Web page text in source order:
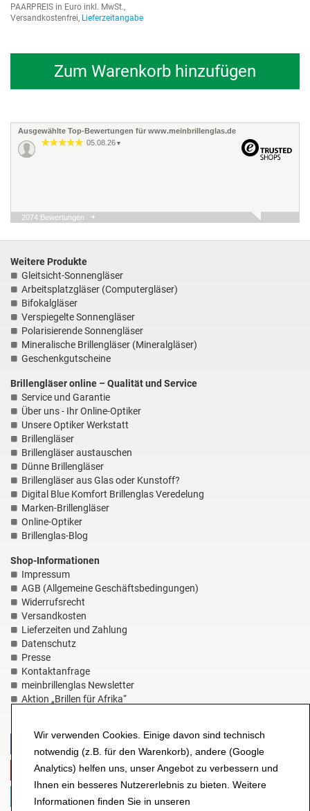
Wir verwenden Cookies. Einige davon sind technisch
notwendig (z.B. für den Warenkorb), andere (Google
Analytics) helfen uns, unser Angebot zu verbessern und
Ihnen ein besseres Nutzererlebnis zu bieten. Weitere
Informationen finden Sie in unseren
PAARPREIS in Euro inkl. MwSt.,
Versandkostenfrei, Lieferzeitangabe
Zum Warenkorb hinzufügen
Ausgewählte Top-Bewertungen für www.meinbrillenglas.de
05.08.26 ▼
04.08.26
und einfach! Danke gerne
Sehr positive Erfahrung.
Der Ablauf war denkbar
unkompliziert und schnell.
Die Gläser für die
Sonnenbrille entsprec…
2074 Bewertungen
Weitere Produkte
Gleitsicht-Sonnengläser
Arbeitsplatzgläser (Computergläser)
Bifokalgläser
Verspiegelte Sonnengläser
Polarisierende Sonnengläser
Mineralische Brillengläser (Mineralgläser)
Geschenkgutscheine
Brillengläser online – Qualität und Service
Service und Garantie
Über uns - Ihr Online-Optiker
Unsere Optiker Werkstatt
Brillengläser
Brillengläser austauschen
Dünne Brillengläser
Brillengläser aus Glas oder Kunstoff?
Digital Blue Komfort Brillenglas Veredelung
Marken-Brillengläser
Online-Optiker
Brillenglas-Blog
Shop-Informationen
Impressum
AGB (Allgemeine Geschäftsbedingungen)
Widerrufsrecht
Versandkosten
Lieferzeiten und Zahlung
Datenschutz
Presse
Kontaktanfrage
meinbrillenglas Newsletter
Aktion „Brillen für Afrika“